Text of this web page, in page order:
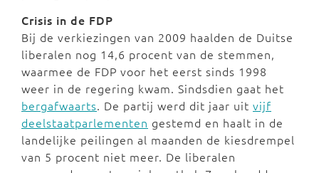
Crisis in de FDP
Bij de verkiezingen van 2009 haalden de Duitse
liberalen nog 14,6 procent van de stemmen,
waarmee de FDP voor het eerst sinds 1998
weer in de regering kwam. Sindsdien gaat het
bergafwaarts. De partij werd dit jaar uit vijf
deelstaatparlementen gestemd en haalt in de
landelijke peilingen al maanden de kiesdrempel
van 5 procent niet meer. De liberalen